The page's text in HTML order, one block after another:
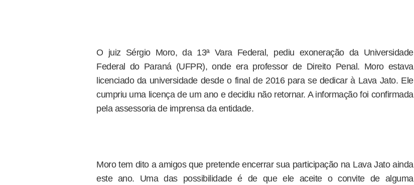
O juiz Sérgio Moro, da 13ª Vara Federal, pediu exoneração da Universidade
Federal do Paraná (UFPR), onde era professor de Direito Penal. Moro estava
licenciado da universidade desde o final de 2016 para se dedicar à Lava Jato. Ele
cumpriu uma licença de um ano e decidiu não retornar. A informação foi confirmada
pela assessoria de imprensa da entidade.
Moro tem dito a amigos que pretende encerrar sua participação na Lava Jato ainda
este ano. Uma das possibilidade é de que ele aceite o convite de alguma